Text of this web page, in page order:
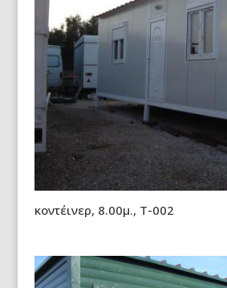
κοντέινερ, 8.00μ., Τ-002